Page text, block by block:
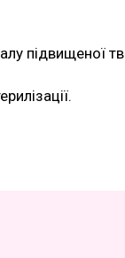
підвищеної